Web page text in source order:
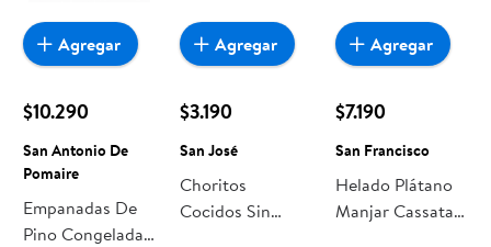
$10.290
San Antonio De
Pomaire
Empanadas De
Pino Congeladas
Agregar
$3.190
San José
Choritos
Cocidos Sin
Agregar
$7.190
San Francisco
Helado Plátano
Manjar Cassata 1
Agregar